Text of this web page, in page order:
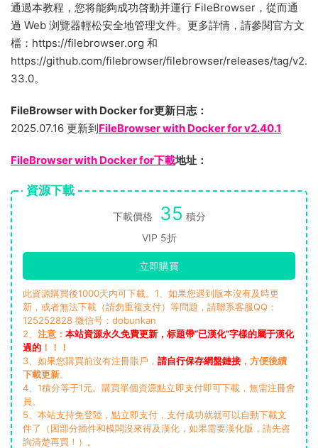
通過本教程，您将能夠成功啓動并運行 FileBrowser，從而通
過 Web 浏覽器輕松安全地管理文件。更多詳情，請參閱官方文
檔：https://filebrowser.org 和
https://github.com/filebrowser/filebrowser/releases/tag/v2.
33.0。
FileBrowser with Docker for更新日志：
2025.07.16 更新到FileBrowser with Docker for v2.40.1
FileBrowser with Docker for下載地址：
資源下載
下載價格 35 積分
VIP 5折
立即購買
此資源購買後1000天内可下載。1、如果您遇到版本沒有及時更
新，或者無法下載（請勿重複支付）等問題，請聯系客服QQ：
125252828 微信号：dobunkan
2、 注意： 本站資源永久免費更新，标題帶“已漢化”字樣的屬于漢化
過的 ！！！
3、如果您購買前沒有注冊賬戶， 請自行保存網盤鏈接 ，方便後續
下載更新。
4、1積分等于1元。購買單個資源點立即支付即可下載，無需注冊會
員。
5、本站支持免登陸，點立即支付，支付成功就就可以自動下載文
件了（因部分插件和模闆沒來得及漢化，如果需要漢化版，請先咨
詢清楚再買！）。